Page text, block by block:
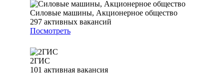
Силовые машины, Акционерное общество
297 активных вакансий
Посмотреть
2ГИС
101 активная вакансия